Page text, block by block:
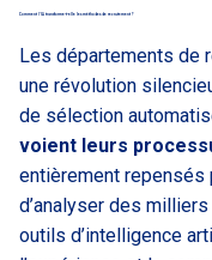
Comment l’IA transforme-t-elle les méthodes de recrutement ?
Les départements de
une révolution
de sélection
voient leurs
entièrement
d’analyser des
outils d’intelligence